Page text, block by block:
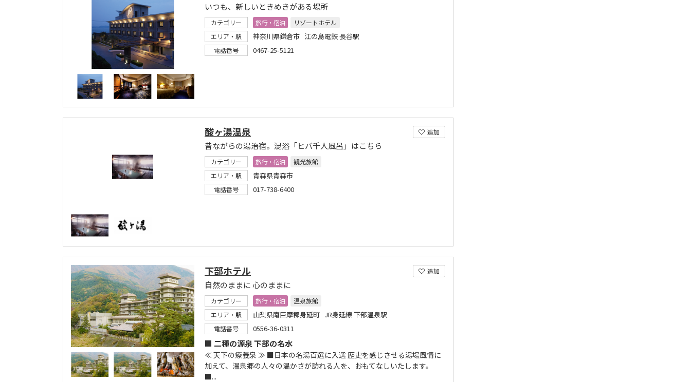
いつも、新しいときめきがある場所
カテゴリー 旅行・宿泊
リゾートホテル
エリア・駅
神奈川県鎌倉市 江の島電鉄 長谷駅
電話番号 0467-25-5121
追加
酸ヶ湯温泉
昔ながらの湯治宿。混浴「ヒバ千人風呂」はこちら
カテゴリー 旅行・宿泊
観光旅館
エリア・駅
青森県青森市
電話番号 017-738-6400
追加
下部ホテル
自然のままに 心のままに
カテゴリー 旅行・宿泊
温泉旅館
エリア・駅
山梨県南巨摩郡身延町 JR身延線 下部温泉駅
電話番号 0556-36-0311
■ 二種の源泉 下部の名水
≪ 天下の療養泉 ≫ ■日本の名湯百選に入選 歴史を感じさせる湯場風情に
加えて、温泉郷の人々の温かさが訪れる人を、おもてなしいたします。
■...